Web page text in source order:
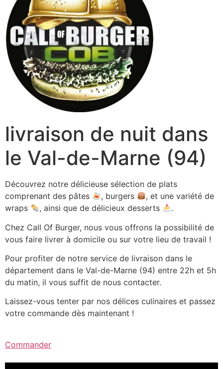
livraison de nuit dans
le Val-de-Marne (94)
Découvrez notre délicieuse sélection de plats
comprenant des pâtes
, burgers
, et une variété de
wraps
, ainsi que de délicieux desserts
.
Chez Call Of Burger, nous vous offrons la possibilité de
vous faire livrer à domicile ou sur votre lieu de travail !
Pour profiter de notre service de livraison dans le
département dans le Val-de-Marne (94) entre 22h et 5h
du matin, il vous suffit de nous contacter.
Laissez-vous tenter par nos délices culinaires et passez
votre commande dès maintenant !
Commander